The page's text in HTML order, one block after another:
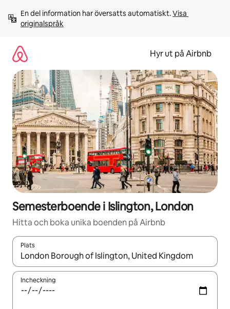
innehåll
En del information har översatts automatiskt. Visa
originalspråk
Hyr ut på Airbnb
Semesterboende i Islington, London
Hitta och boka unika boenden på Airbnb
Plats
När resultaten är tillgängliga kan du navigera med upp- och
Incheckning